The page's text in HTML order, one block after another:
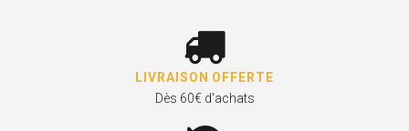
LIVRAISON OFFERTE
Dès 60€ d'achats